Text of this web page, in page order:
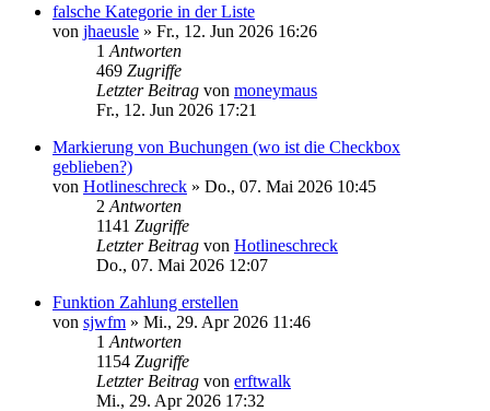
falsche Kategorie in der Liste
von jhaeusle » Fr., 12. Jun 2026 16:26
1 Antworten
469 Zugriffe
Letzter Beitrag von moneymaus
Fr., 12. Jun 2026 17:21
Markierung von Buchungen (wo ist die Checkbox
geblieben?)
von Hotlineschreck » Do., 07. Mai 2026 10:45
2 Antworten
1141 Zugriffe
Letzter Beitrag von Hotlineschreck
Do., 07. Mai 2026 12:07
Funktion Zahlung erstellen
von sjwfm » Mi., 29. Apr 2026 11:46
1 Antworten
1154 Zugriffe
Letzter Beitrag von erftwalk
Mi., 29. Apr 2026 17:32